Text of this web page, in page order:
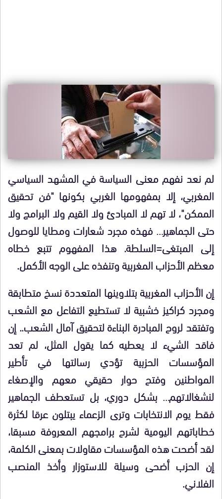
لم نعد نفهم معنى السياسة في المشهد السياسي
المغربي، إلا بمفهومها الغربي بكونها "فن تحقيق
الممكن"، لا تهم لا المبادئ ولا القيم ولا البرامج ولا
حتى الجماهير… فهذه مجرد شعارات ومطايا للوصول
إلى المبتغى=السلطة. هذا المفهوم تتبع خطاه
معظم الأحزاب المغربية وتنفذه على الوجه الأكمل.
إن الأحزاب المغربية بتلاوينها المتعددة نسخ متطابقة
ومجرد كراكيز خشبية لا تستطيع التفاعل مع الشعب
وتفتقد لروح المبادرة البناءة لتحقيق آمال الشعب.. إن
فاقد الشيء لا يعطيه كما يقول المثل، لم تعد
المؤسسات الحزبية تؤدي رسالتها في تأطير
المواطنين وفتح حوار حقيقي معهم والإصغاء
لنشغالاتهم… بشكل دوري، بل تستعطف الجماهير
فقط يوم الانتخابات وترى الزعماء يبتلون عرقا لكثرة
خطاباتهم اليومية لشرح برامجهم المعروفة مسبقا،
لقد أضحت هذه المؤسسات مقاولات بمعنى الكلمة،
إن الحزب أضحى وسيلة للاستوزار وأخذ المنصب
الفلاني.